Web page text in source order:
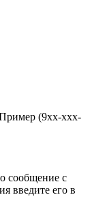
(9хх-ххх-
сообщение с
введите его в